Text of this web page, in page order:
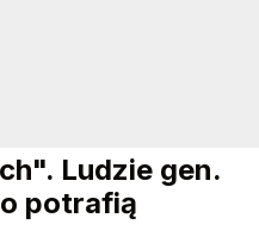
Ludzie gen.
potrafią